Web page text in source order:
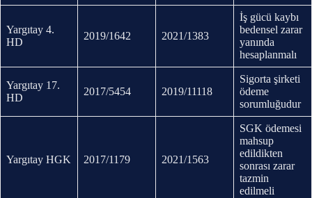
Yargıtay 4.
HD
2019/1642 2021/1383
İş gücü kaybı
bedensel zarar
yanında
hesaplanmalı
Yargıtay 17.
HD
2017/5454 2019/11118
Sigorta şirketi
ödeme
sorumluğudur
Yargıtay HGK 2017/1179 2021/1563
SGK ödemesi
mahsup
edildikten
sonrası zarar
tazmin
edilmeli